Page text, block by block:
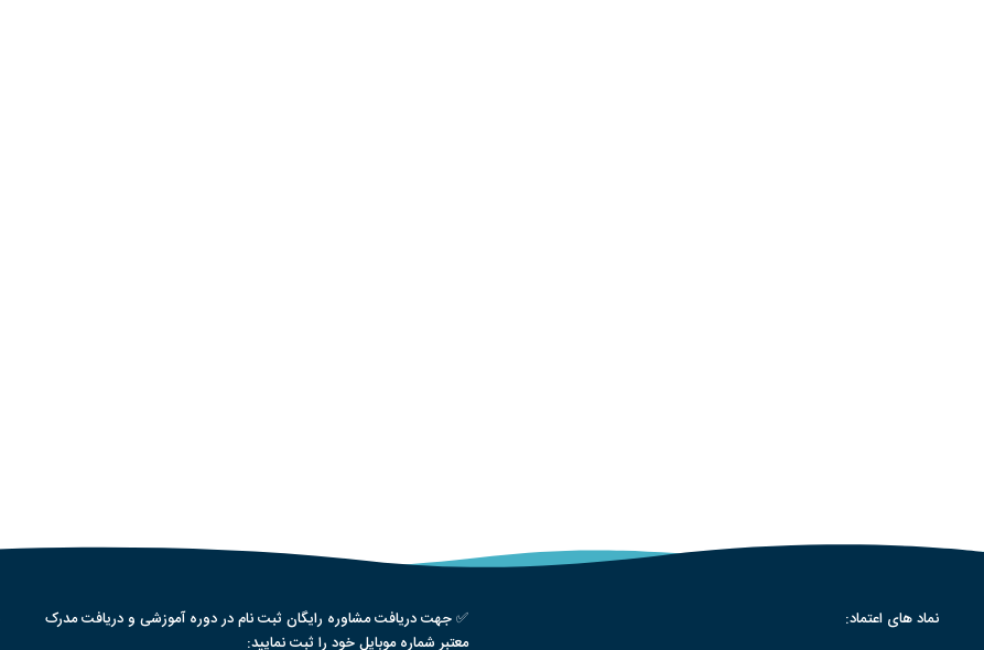
نماد های اعتماد:
✅ جهت دریافت مشاوره رایگان ثبت نام در دوره آموزشی و دریافت مدرک
معتبر شماره موبایل خود را ثبت نمایید: